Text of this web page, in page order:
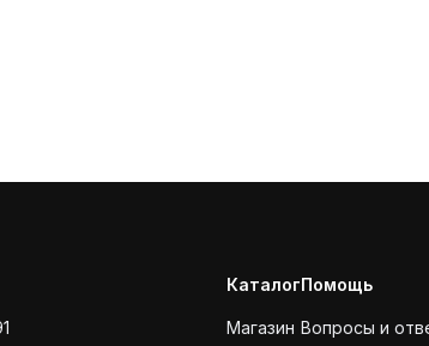
Каталог
Магазин
Помощь
Вопросы и